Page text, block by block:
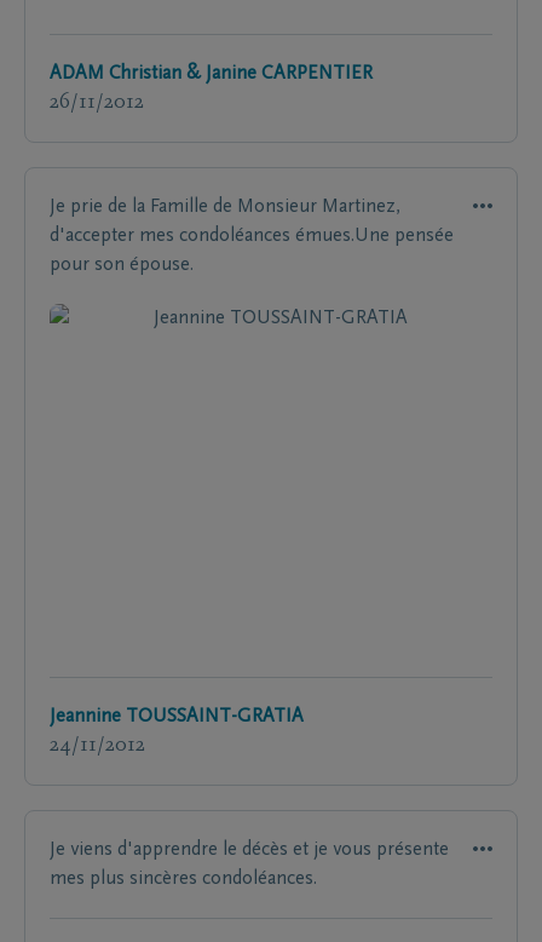
ADAM Christian & Janine CARPENTIER
26/11/2012
Je prie de la Famille de Monsieur Martinez,
d'accepter mes condoléances émues.Une pensée
pour son épouse.
Jeannine TOUSSAINT-GRATIA
24/11/2012
Je viens d'apprendre le décès et je vous présente
mes plus sincères condoléances.